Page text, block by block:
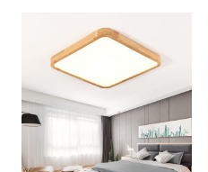
50,8 cm Cuadro